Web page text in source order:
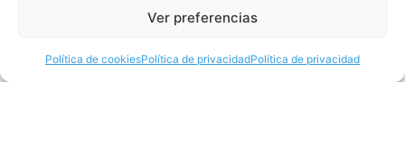
Ver preferencias
Política de cookiesPolítica de privacidadPolítica de privacidad